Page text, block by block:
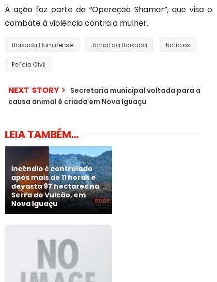
A ação faz parte da “Operação Shamar”, que visa o
combate à violência contra a mulher.
Baixada Fluminense Jornal da Baixada Notícias
Polícia Civil
NEXT STORY
Secretaria municipal voltada para a
causa animal é criada em Nova Iguaçu
LEIA TAMBÉM...
Incêndio é controlado
após mais de 11 horas e
devasta 97 hectares na
Serra do Vulcão, em
Nova Iguaçu